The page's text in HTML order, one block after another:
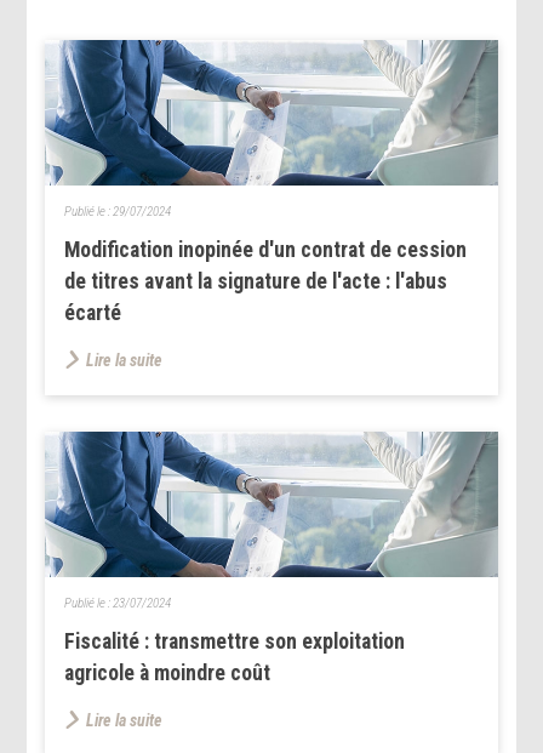
Modification inopinée d'un contrat de cession
de titres avant la signature de l'acte : l'abus
écarté
Publié le : 29/07/2024
Lire la suite
Fiscalité : transmettre son exploitation
agricole à moindre coût
Publié le : 23/07/2024
Lire la suite